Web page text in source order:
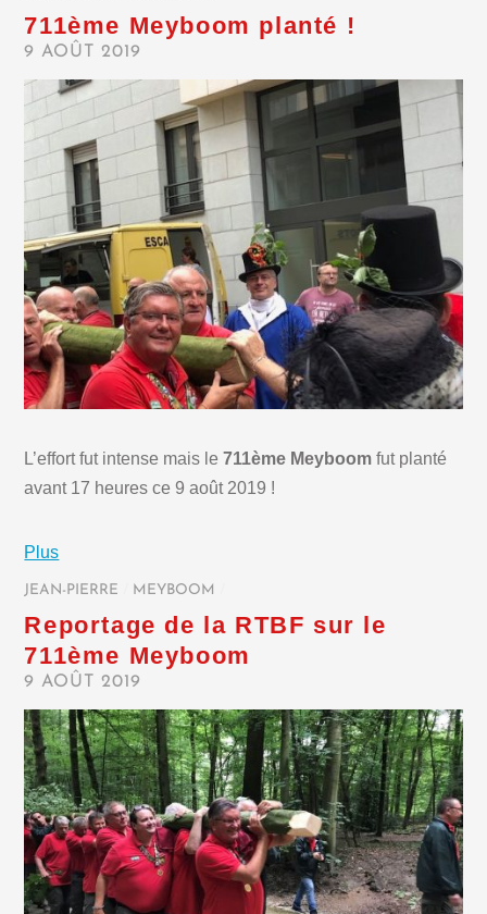
711ème Meyboom planté !
9 AOÛT 2019
L’effort fut intense mais le 711ème Meyboom fut planté
avant 17 heures ce 9 août 2019 !
Plus
JEAN-PIERRE MEYBOOM
Reportage de la RTBF sur le
711ème Meyboom
9 AOÛT 2019